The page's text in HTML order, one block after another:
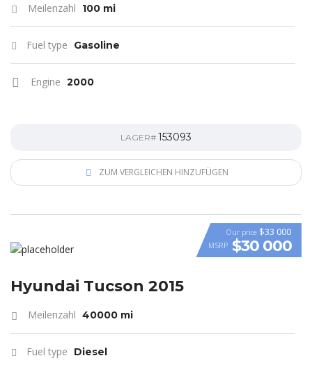
Meilenzahl 100 mi
Fuel type Gasoline
Engine 2000
LAGER# 153093
ZUM VERGLEICHEN HINZUFÜGEN
VIDEO
Our price $33 000
MSRP $30 000
Hyundai Tucson 2015
Meilenzahl 40000 mi
Fuel type Diesel